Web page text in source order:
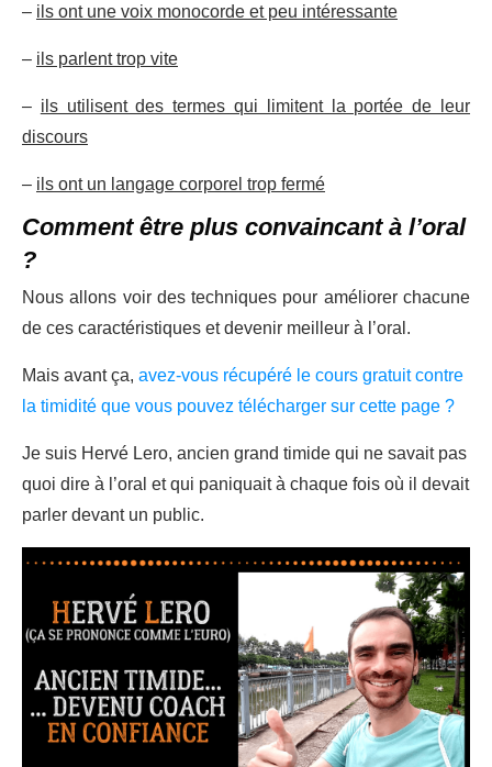
– ils ont une voix monocorde et peu intéressante
– ils parlent trop vite
– ils utilisent des termes qui limitent la portée de leur
discours
– ils ont un langage corporel trop fermé
Comment être plus convaincant à l’oral
?
Nous allons voir des techniques pour améliorer chacune
de ces caractéristiques et devenir meilleur à l’oral.
Mais avant ça, avez-vous récupéré le cours gratuit contre
la timidité que vous pouvez télécharger sur cette page ?
Je suis Hervé Lero, ancien grand timide qui ne savait pas
quoi dire à l’oral et qui paniquait à chaque fois où il devait
parler devant un public.